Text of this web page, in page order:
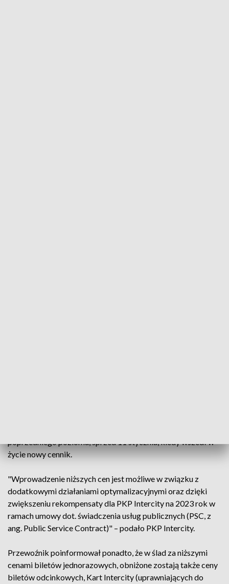
poprzedniego poziomu, sprzed 11 stycznia, kiedy wszedł w
życie nowy cennik.
"Wprowadzenie niższych cen jest możliwe w związku z
dodatkowymi działaniami optymalizacyjnymi oraz dzięki
zwiększeniu rekompensaty dla PKP Intercity na 2023 rok w
ramach umowy dot. świadczenia usług publicznych (PSC, z
ang. Public Service Contract)" – podało PKP Intercity.
Przewoźnik poinformował ponadto, że w ślad za niższymi
cenami biletów jednorazowych, obniżone zostają także ceny
biletów odcinkowych, Kart Intercity (uprawniających do